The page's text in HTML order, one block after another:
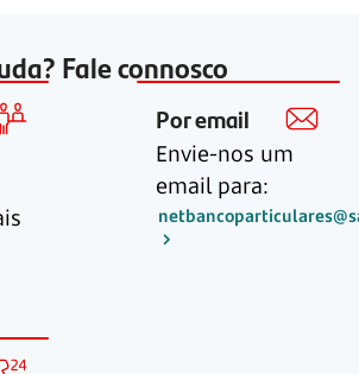
Fale connosco
Por email
Envie-nos um
email para: